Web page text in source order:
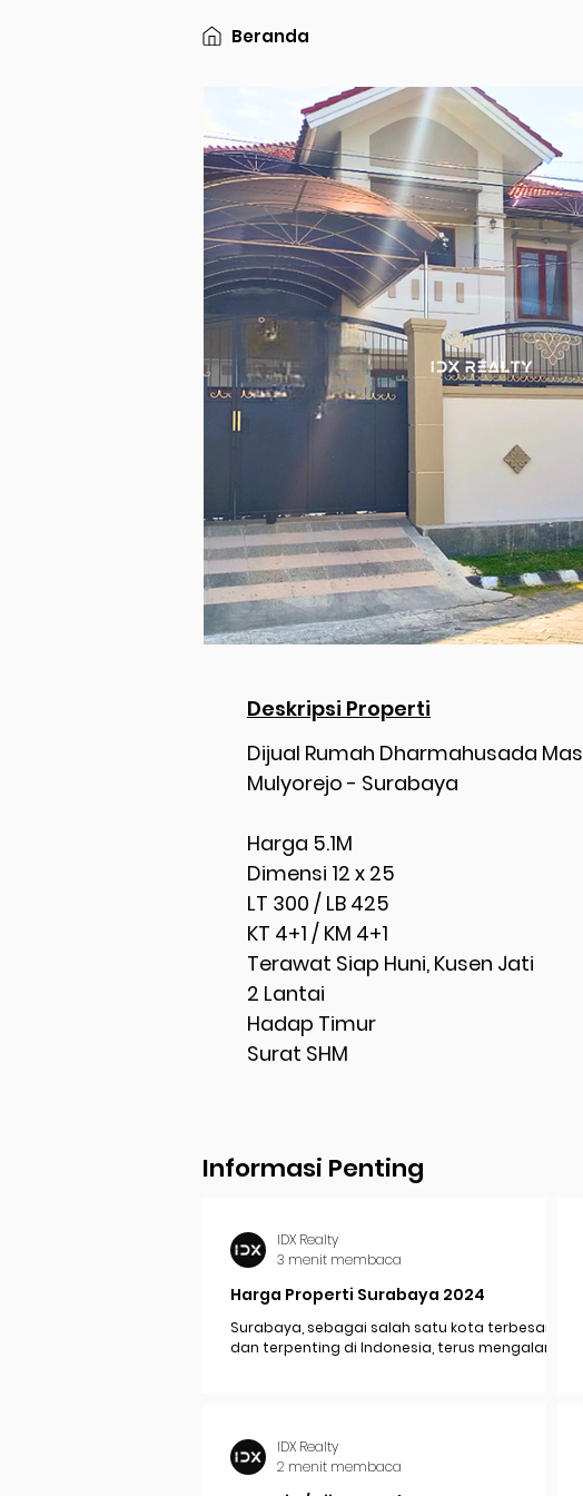
Beranda
Deskripsi Properti
Dijual Rumah Dharmahusada Mas
Mulyorejo - Surabaya
Harga 5.1M
Dimensi 12 x 25
LT 300 / LB 425
KT 4+1 / KM 4+1
Terawat Siap Huni, Kusen Jati
2 Lantai
Hadap Timur
Surat SHM
Informasi Penting
Harga Properti Surabaya 2024
Surabaya, sebagai salah satu kota terbesar
dan terpenting di Indonesia, terus mengalami
IDX Realty
3 menit membaca
IDX Realty
2 menit membaca